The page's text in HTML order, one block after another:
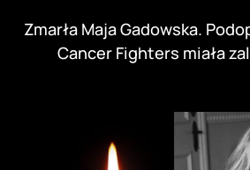
Zmarła Maja Gadowska.
Cancer Fighters miała